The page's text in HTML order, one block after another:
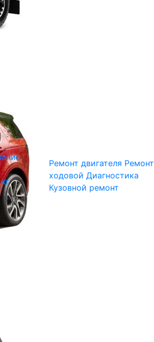
Ремонт двигателя Ремонт
ходовой Диагностика
Кузовной ремонт